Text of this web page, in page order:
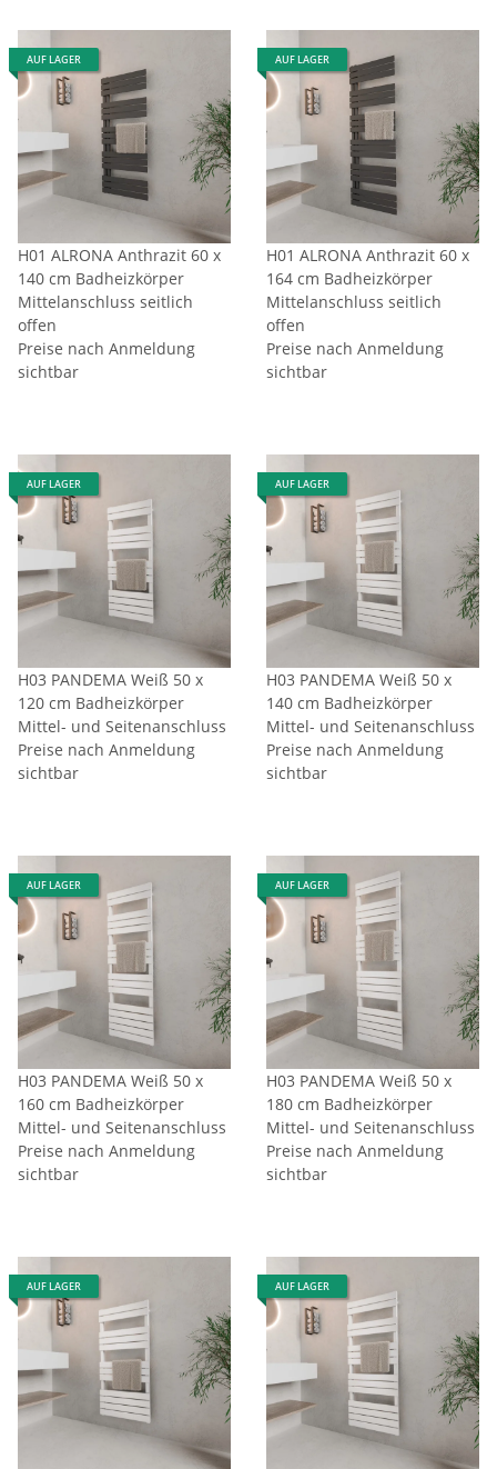
AUF LAGER
H01 ALRONA Anthrazit 60 x
140 cm Badheizkörper
Mittelanschluss seitlich
offen
Preise nach Anmeldung
sichtbar
AUF LAGER
H01 ALRONA Anthrazit 60 x
164 cm Badheizkörper
Mittelanschluss seitlich
offen
Preise nach Anmeldung
sichtbar
AUF LAGER
H03 PANDEMA Weiß 50 x
120 cm Badheizkörper
Mittel- und Seitenanschluss
Preise nach Anmeldung
sichtbar
AUF LAGER
H03 PANDEMA Weiß 50 x
140 cm Badheizkörper
Mittel- und Seitenanschluss
Preise nach Anmeldung
sichtbar
AUF LAGER
H03 PANDEMA Weiß 50 x
160 cm Badheizkörper
Mittel- und Seitenanschluss
Preise nach Anmeldung
sichtbar
AUF LAGER
H03 PANDEMA Weiß 50 x
180 cm Badheizkörper
Mittel- und Seitenanschluss
Preise nach Anmeldung
sichtbar
AUF LAGER AUF LAGER